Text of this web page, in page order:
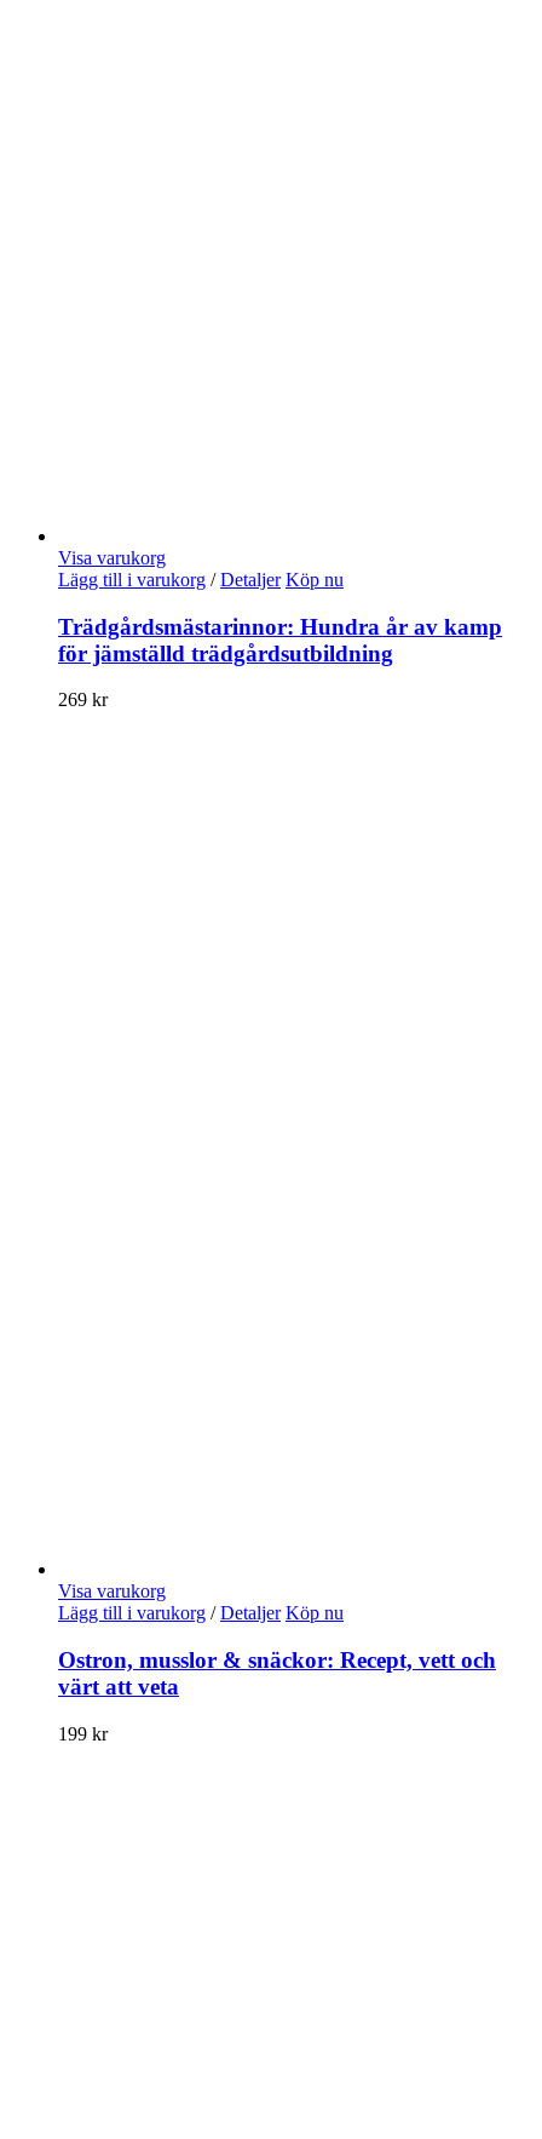
Visa varukorg
Lägg till i varukorg / Detaljer Köp nu
Trädgårdsmästarinnor: Hundra år av kamp
för jämställd trädgårdsutbildning
269 kr
Visa varukorg
Lägg till i varukorg / Detaljer Köp nu
Ostron, musslor & snäckor: Recept, vett och
värt att veta
199 kr